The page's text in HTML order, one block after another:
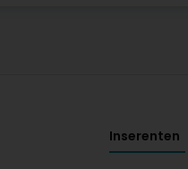
Inserenten